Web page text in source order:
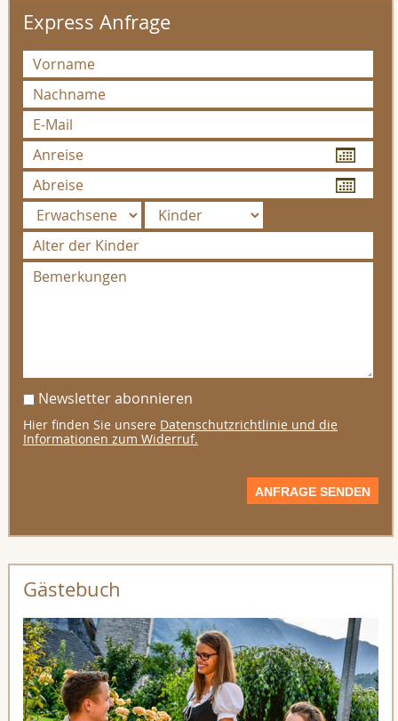
Express Anfrage
Newsletter abonnieren
Hier finden Sie unsere Datenschutzrichtlinie und die
Informationen zum Widerruf.
ANFRAGE SENDEN
Gästebuch